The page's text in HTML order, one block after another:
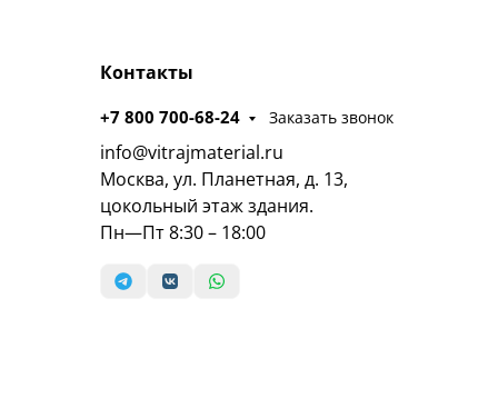
Контакты
+7 800 700-68-24 Заказать звонок
info@vitrajmaterial.ru
Москва, ул. Планетная, д. 13,
цокольный этаж здания.
Пн—Пт 8:30 – 18:00